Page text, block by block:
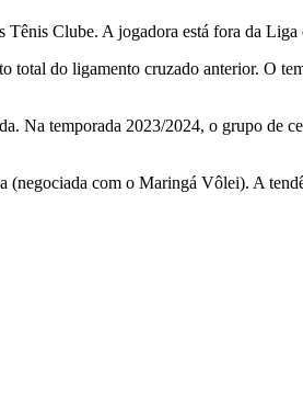
Clube. A jogadora está fora da
total do ligamento cruzado anterior. O
Na temporada 2023/2024, o grupo de
com o Maringá Vôlei). A